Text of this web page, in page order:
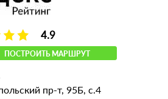
4.9
ПОСТРОИТЬ МАРШРУТ
пр-т, 95Б, с.4